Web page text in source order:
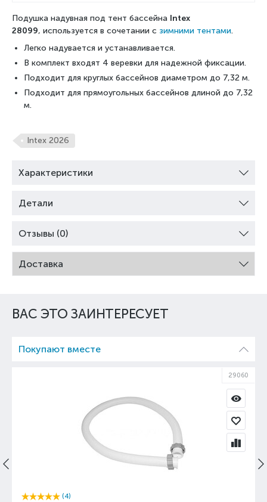
Подушка надувная под тент бассейна Intex
28099, используется в сочетании с зимними тентами.
Легко надувается и устанавливается.
В комплект входят 4 веревки для надежной фиксации.
Подходит для круглых бассейнов диаметром до 7,32 м.
Подходит для прямоугольных бассейнов длиной до 7,32
м.
Intex 2026
Характеристики
Детали
Отзывы (0)
Доставка
ВАС ЭТО ЗАИНТЕРЕСУЕТ
Покупают вместе
29060
(4)